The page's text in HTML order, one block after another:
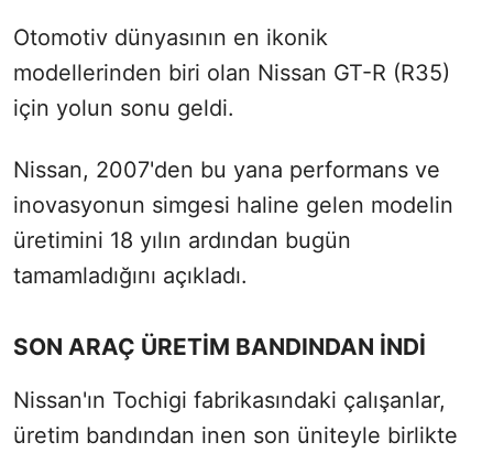
Otomotiv dünyasının en ikonik
modellerinden biri olan Nissan GT-R (R35)
için yolun sonu geldi.
Nissan, 2007'den bu yana performans ve
inovasyonun simgesi haline gelen modelin
üretimini 18 yılın ardından bugün
tamamladığını açıkladı.
SON ARAÇ ÜRETİM BANDINDAN İNDİ
Nissan'ın Tochigi fabrikasındaki çalışanlar,
üretim bandından inen son üniteyle birlikte